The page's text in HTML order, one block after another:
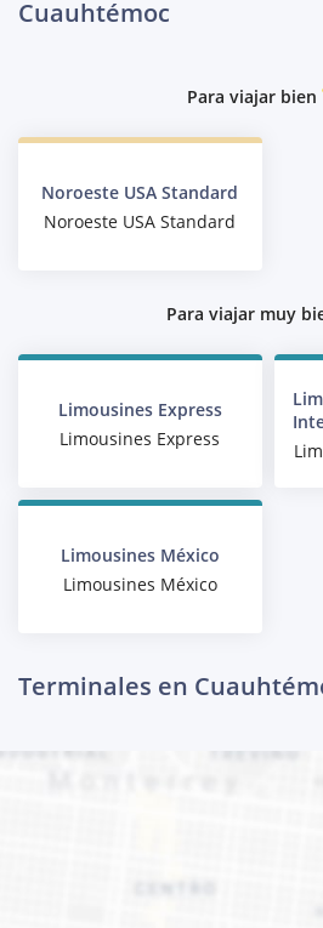
Cuauhtémoc
Para viajar bien
Noroeste USA Standard
Noroeste USA Standard
Para viajar muy
Limousines Express
Limousines Express
Limousines México
Limousines México
Terminales en